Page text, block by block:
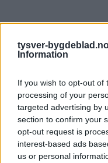
tysver-
Information
If you wish to opt-out of
processing of your
targeted advertising by
section to confirm your
opt-out request is
interest-based ads
us or personal